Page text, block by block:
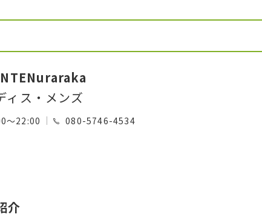
ィス・メンズ
～22:00 080-5746-4534
介